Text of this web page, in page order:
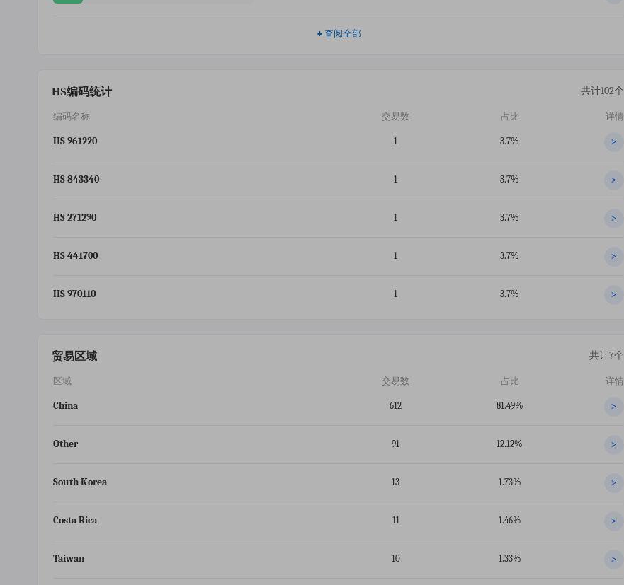
+ 查阅全部
HS编码统计 共计102个
编码名称 交易数 占比 详情
HS 961220 1 3.7% >
HS 843340 1 3.7% >
HS 271290 1 3.7% >
HS 441700 1 3.7% >
HS 970110 1 3.7% >
贸易区域 共计7个
区域 交易数 占比 详情
China 612 81.49% >
Other 91 12.12% >
South Korea 13 1.73% >
Costa Rica 11 1.46% >
Taiwan 10 1.33% >